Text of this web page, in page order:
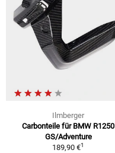
Ilmberger
Carbonteile für BMW R1250
GS/Adventure
189,90 €1